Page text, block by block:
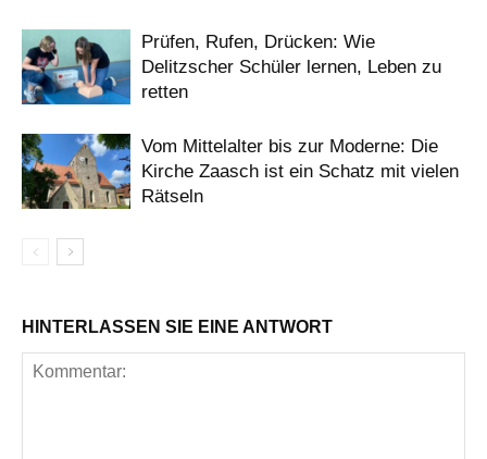
Prüfen, Rufen, Drücken: Wie
Delitzscher Schüler lernen, Leben zu
retten
Vom Mittelalter bis zur Moderne: Die
Kirche Zaasch ist ein Schatz mit vielen
Rätseln
HINTERLASSEN SIE EINE ANTWORT